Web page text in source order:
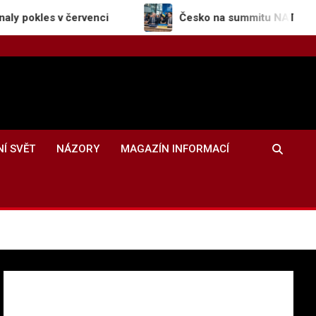
červenci Česko na summitu NATO potvrdilo
SVĚT NÁZORY MAGAZÍN INFORMACÍ